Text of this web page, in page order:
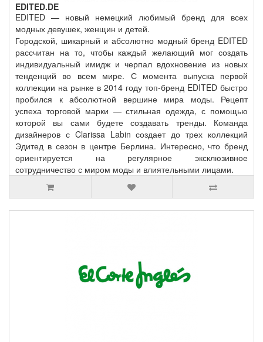
EDITED.DE
EDITED — новый немецкий любимый бренд для всех
модных девушек, женщин и детей.
Городской, шикарный и абсолютно модный бренд EDITED
рассчитан на то, чтобы каждый желающий мог создать
индивидуальный имидж и черпал вдохновение из новых
тенденций во всем мире. С момента выпуска первой
коллекции на рынке в 2014 году топ-бренд EDITED быстро
пробился к абсолютной вершине мира моды. Рецепт
успеха торговой марки — стильная одежда, с помощью
которой вы сами будете создавать тренды. Команда
дизайнеров с Clarissa Labin создает до трех коллекций
Эдитед в сезон в центре Берлина. Интересно, что бренд
ориентируется на регулярное эксклюзивное
сотрудничество с миром моды и влиятельными лицами.